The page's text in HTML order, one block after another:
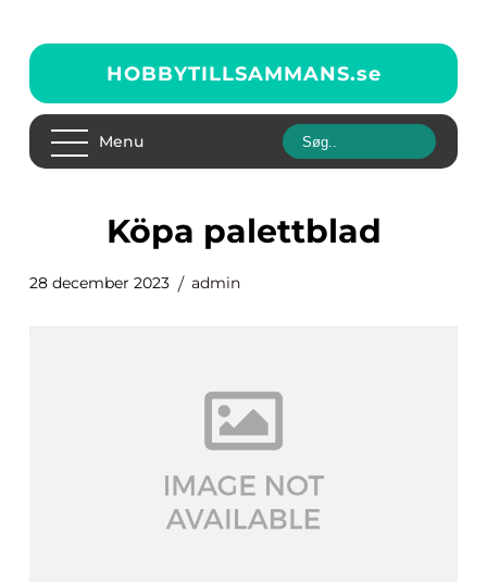
HOBBYTILLSAMMANS.se
Menu
köpa palettblad
28 december 2023 admin